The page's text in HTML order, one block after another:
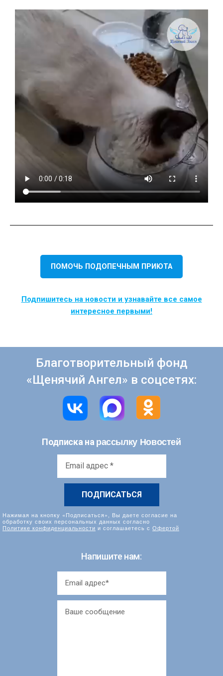
ПОМОЧЬ ПОДОПЕЧНЫМ ПРИЮТА
Подпишитесь на новости и узнавайте все самое
интересное первыми!
Благотворительный фонд
«Щенячий Ангел» в соцсетях:
Подписка на рассылку Новостей
Нажимая на кнопку «Подписаться», Вы даете согласие на
обработку своих персональных данных согласно
Политике конфиденциальности и соглашаетесь с Офертой
Напишите нам: